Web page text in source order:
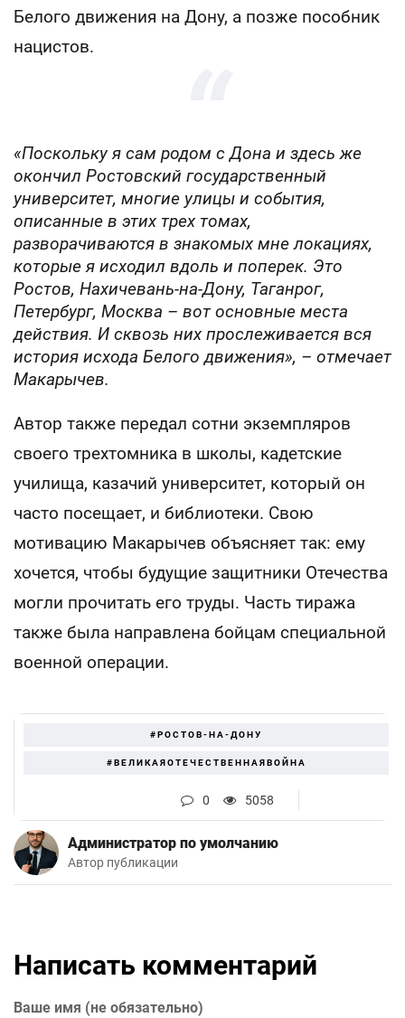
Белого движения на Дону, а позже пособник
нацистов.
«Поскольку я сам родом с Дона и здесь же
окончил Ростовский государственный
университет, многие улицы и события,
описанные в этих трех томах,
разворачиваются в знакомых мне локациях,
которые я исходил вдоль и поперек. Это
Ростов, Нахичевань-на-Дону, Таганрог,
Петербург, Москва – вот основные места
действия. И сквозь них прослеживается вся
история исхода Белого движения», – отмечает
Макарычев.
Автор также передал сотни экземпляров
своего трехтомника в школы, кадетские
училища, казачий университет, который он
часто посещает, и библиотеки. Свою
мотивацию Макарычев объясняет так: ему
хочется, чтобы будущие защитники Отечества
могли прочитать его труды. Часть тиража
также была направлена бойцам специальной
военной операции.
#РОСТОВ-НА-ДОНУ
#ВЕЛИКАЯОТЕЧЕСТВЕННАЯВОЙНА
0 5058
Администратор по умолчанию
Автор публикации
Написать комментарий
Ваше имя (не обязательно)